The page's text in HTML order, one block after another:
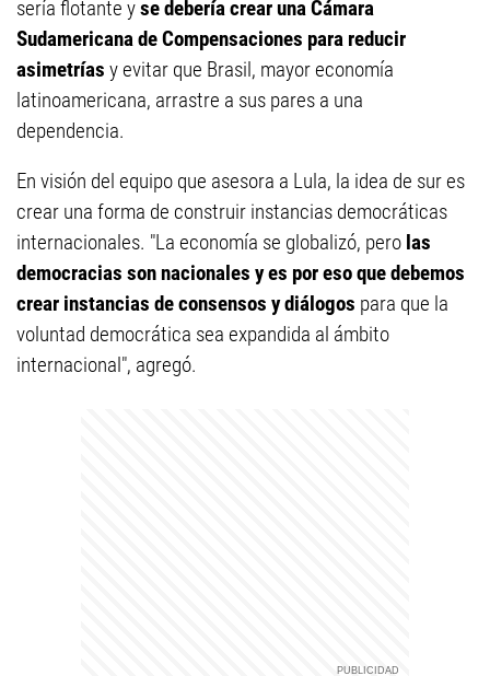
sería flotante yse debería crear una Cámara
Sudamericana de Compensaciones para reducir
asimetrías y evitar que Brasil, mayor economía
latinoamericana, arrastre a sus pares a una
dependencia.
En visión del equipo que asesora a Lula, la idea de sur es
crear una forma de construir instancias democráticas
internacionales. "La economía se globalizó, pero las
democracias son nacionales y es por eso que debemos
crear instancias de consensos y diálogos para que la
voluntad democrática sea expandida al ámbito
internacional", agregó.